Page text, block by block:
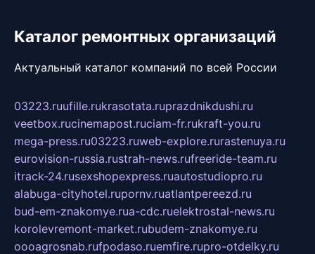
Каталог ремонтных организаций
Актуальный каталог компаний по всей России
03223.ruufille.rukrasotata.ruprazdnikdushi.ru
veetbox.rucinemapost.ruciam-fr.rukraft-you.ru
mega-press.ru03223.ruweb-explore.rurastenuya.ru
eurovision-russia.rustrah-news.rufreeride-team.ru
itrack-24.rusexshopexpress.ruautostudiopro.ru
alabuga-cityhotel.rupornv.ruatlantpereezd.ru
bud-em-znakomye.rua-cdc.ruelektrostal-news.ru
korolevremont-market.rubudem-znakomye.ru
oooagrosnab.rufpodaso.ruemfire.rupro-otdelky.ru